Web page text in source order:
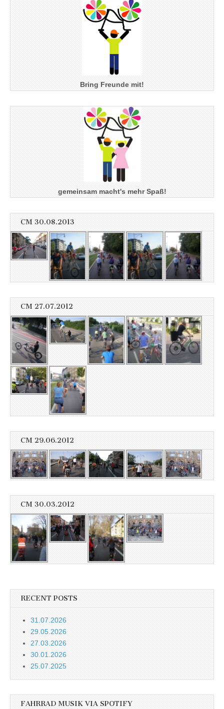
Bring Freunde mit!
gemeinsam macht's mehr Spaß!
CM 30.08.2013
CM 27.07.2012
CM 29.06.2012
CM 30.03.2012
RECENT POSTS
31.07.2026
29.05.2026
27.03.2026
30.01.2026
25.07.2025
FAHRRAD MUSIK VIA SPOTIFY